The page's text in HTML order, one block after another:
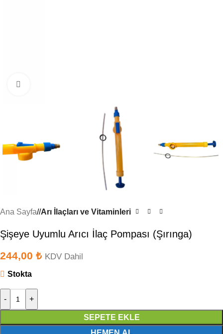
Ana Sayfa/ Arı İlaçları ve Vitaminleri
Şişeye Uyumlu Arıcı İlaç Pompası (Şırınga)
244,00 ₺ KDV Dahil
Stokta
- +
SEPETE EKLE